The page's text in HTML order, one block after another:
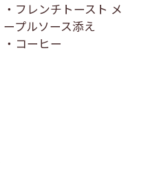
・フレンチトースト メ
ープルソース添え
・コーヒー